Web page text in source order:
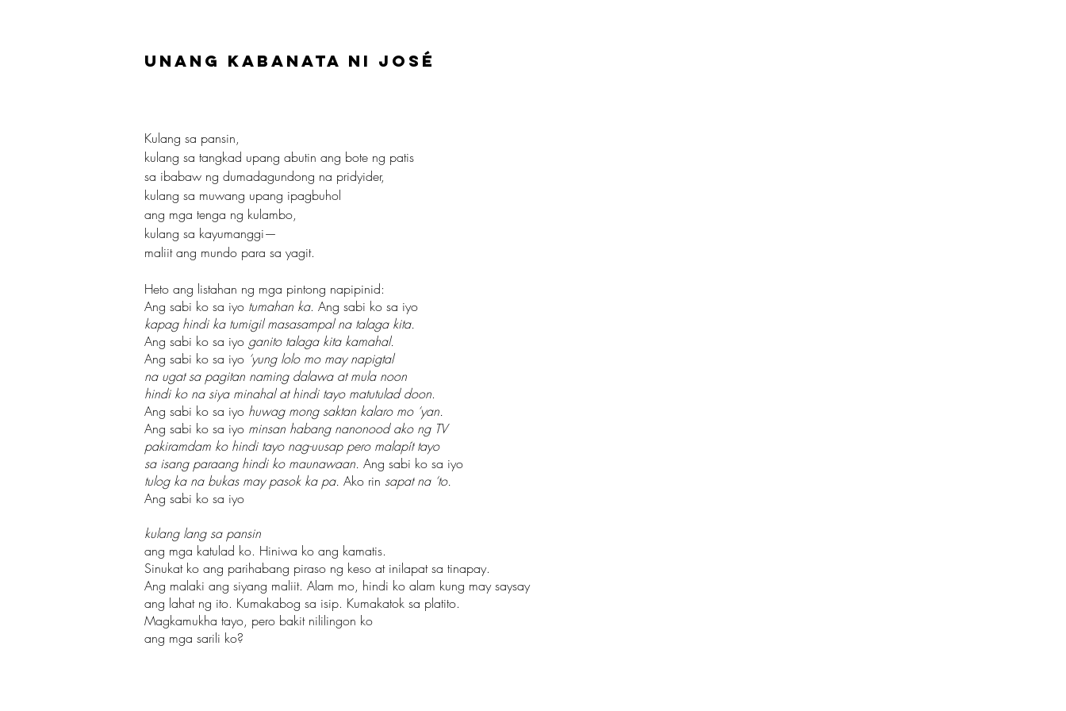
Unang Kabanata ni José
Kulang sa pansin,
kulang sa tangkad upang abutin ang bote ng patis
sa ibabaw ng dumadagundong na pridyider,
kulang sa muwang upang ipagbuhol
ang mga tenga ng kulambo,
kulang sa kayumanggi—
maliit ang mundo para sa yagit.
Heto ang listahan ng mga pintong napipinid:
Ang sabi ko sa iyo tumahan ka. Ang sabi ko sa iyo
kapag hindi ka tumigil masasampal na talaga kita.
Ang sabi ko sa iyo ganito talaga kita kamahal.
Ang sabi ko sa iyo ‘yung lolo mo may napigtal
na ugat sa pagitan naming dalawa at mula noon
hindi ko na siya minahal at hindi tayo matutulad doon.
Ang sabi ko sa iyo huwag mong saktan kalaro mo ‘yan.
Ang sabi ko sa iyo minsan habang nanonood ako ng TV
pakiramdam ko hindi tayo nag-uusap pero malapít tayo
sa isang paraang hindi ko maunawaan. Ang sabi ko sa iyo
tulog ka na bukas may pasok ka pa. Ako rin sapat na ‘to.
Ang sabi ko sa iyo
kulang lang sa pansin
ang mga katulad ko. Hiniwa ko ang kamatis.
Sinukat ko ang parihabang piraso ng keso at inilapat sa tinapay.
Ang malaki ang siyang maliit. Alam mo, hindi ko alam kung may saysay
ang lahat ng ito. Kumakabog sa isip. Kumakatok sa platito.
Magkamukha tayo, pero bakit nililingon ko
ang mga sarili ko?